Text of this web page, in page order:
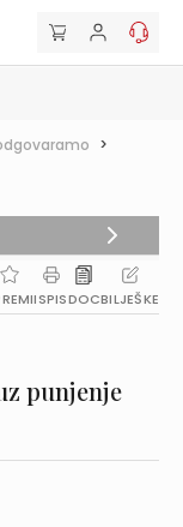
>
ISPISDOCBILJEŠKE
punjenje